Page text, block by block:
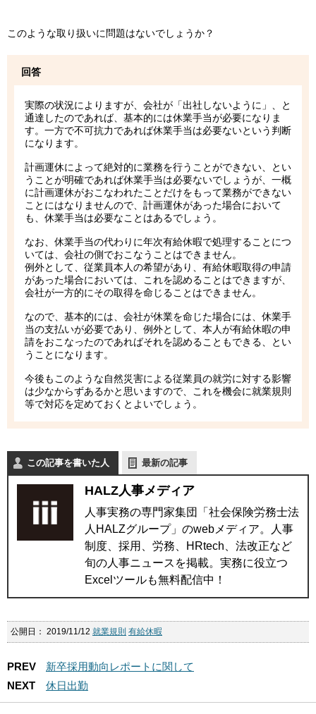
このような取り扱いに問題はないでしょうか？
回答
実際の状況によりますが、会社が「出社しないように」、と
通達したのであれば、基本的には休業手当が必要になりま
す。一方で不可抗力であれば休業手当は必要ないという判断
になります。
計画運休によって絶対的に業務を行うことができない、とい
うことが明確であれば休業手当は必要ないでしょうが、一概
に計画運休がおこなわれたことだけをもって業務ができない
ことにはなりませんので、計画運休があった場合において
も、休業手当は必要なことはあるでしょう。
なお、休業手当の代わりに年次有給休暇で処理することにつ
いては、会社の側でおこなうことはできません。
例外として、従業員本人の希望があり、有給休暇取得の申請
があった場合においては、これを認めることはできますが、
会社が一方的にその取得を命じることはできません。
なので、基本的には、会社が休業を命じた場合には、休業手
当の支払いが必要であり、例外として、本人が有給休暇の申
請をおこなったのであればそれを認めることもできる、とい
うことになります。
今後もこのような自然災害による従業員の就労に対する影響
は少なからずあるかと思いますので、これを機会に就業規則
等で対応を定めておくとよいでしょう。
この記事を書いた人 最新の記事
HALZ人事メディア
人事実務の専門家集団「社会保険労務士法
人HALZグループ」のwebメディア。人事
制度、採用、労務、HRtech、法改正など
旬の人事ニュースを掲載。実務に役立つ
Excelツールも無料配信中！
公開日： 2019/11/12 就業規則 有給休暇
PREV
新卒採用動向レポートに関して
NEXT
休日出勤